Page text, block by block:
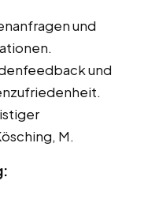
und
und
M.